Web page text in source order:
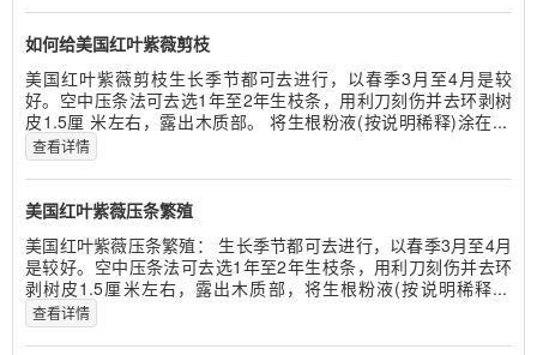
如何给美国红叶紫薇剪枝
美国红叶紫薇剪枝生长季节都可去进行，以春季3月至4月是较
好。空中压条法可去选1年至2年生枝条，用利刀刻伤并去环剥树
皮1.5厘 米左右，露出木质部。 将生根粉液(按说明稀释)涂在...
查看详情
美国红叶紫薇压条繁殖
美国红叶紫薇压条繁殖： 生长季节都可去进行，以春季3月至4月
是较好。空中压条法可去选1年至2年生枝条，用利刀刻伤并去环
剥树皮1.5厘米左右，露出木质部，将生根粉液(按说明稀释...
查看详情